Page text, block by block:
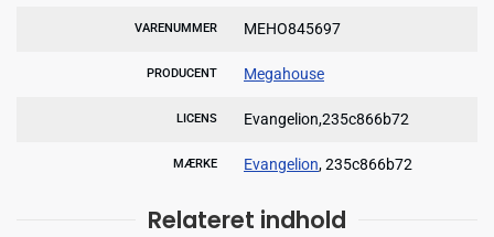
VARENUMMER MEHO845697
PRODUCENT Megahouse
LICENS Evangelion,235c866b72
MÆRKE Evangelion, 235c866b72
Relateret indhold